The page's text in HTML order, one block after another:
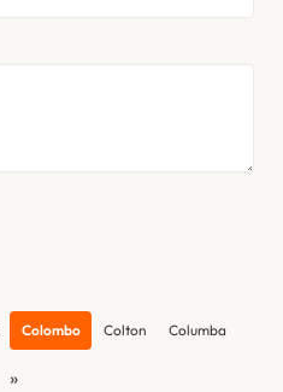
Colombo Colton Columba
»